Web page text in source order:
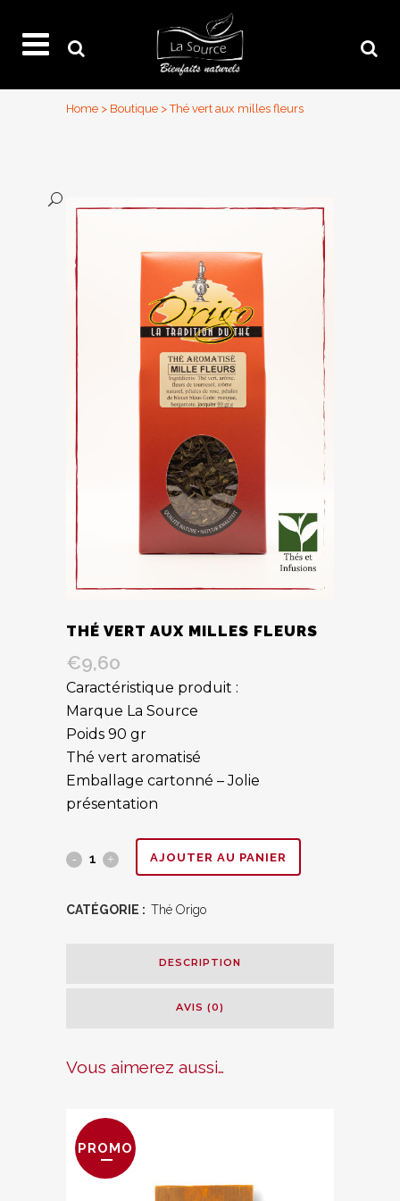
Home > Boutique >Thé vert aux milles fleurs
THÉ VERT AUX MILLES FLEURS
€9,60
Caractéristique produit :
Marque La Source
Poids 90 gr
Thé vert aromatisé
Emballage cartonné – Jolie
présentation
Thé
AJOUTER AU PANIER
CATÉGORIE : Thé Origo
DESCRIPTION
AVIS (0)
Vous aimerez aussi…
PROMO